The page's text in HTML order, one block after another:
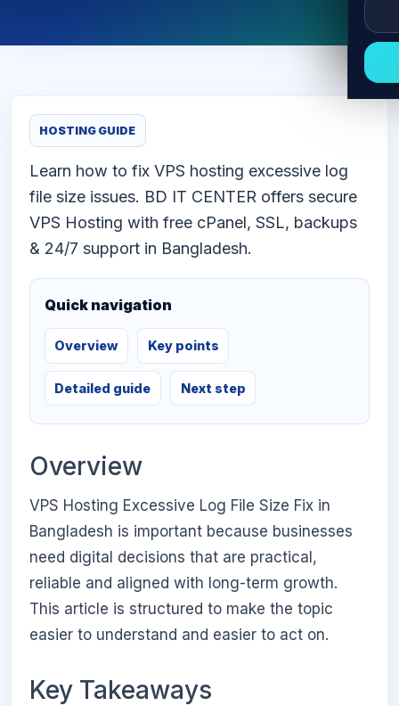
HOSTING GUIDE
Learn how to fix VPS hosting excessive log
file size issues. BD IT CENTER offers secure
VPS Hosting with free cPanel, SSL, backups
& 24/7 support in Bangladesh.
Quick navigation
Overview Key points
Detailed guide Next step
Overview
VPS Hosting Excessive Log File Size Fix in
Bangladesh is important because businesses
need digital decisions that are practical,
reliable and aligned with long-term growth.
This article is structured to make the topic
easier to understand and easier to act on.
Key Takeaways